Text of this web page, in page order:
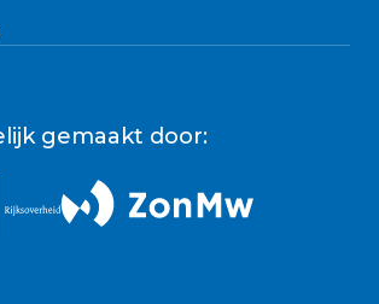
gemaakt door: